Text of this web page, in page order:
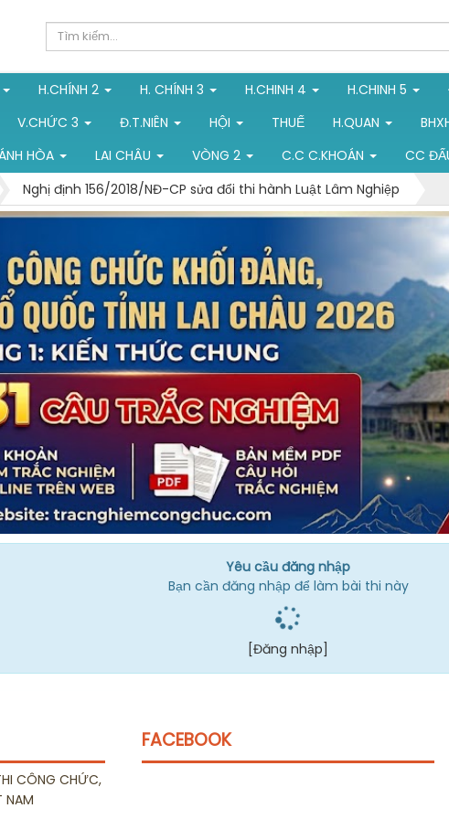
H.CHÍNH 2 H. CHÍNH 3 H.CHINH 4 H.CHINH 5
V.CHỨC 3 Đ.T.NIÊN HỘI THUẾ H.QUAN
HÒA LAI CHÂU VÒNG 2 C.C C.KHOÁN CC
Nghị định 156/2018/NĐ-CP sửa đổi thi hành Luật Lâm Nghiệp
Yêu cầu đăng nhập
Bạn cần đăng nhập để làm bài thi này
[Đăng nhập]
CÔNG CHỨC,
NAM
FACEBOOK